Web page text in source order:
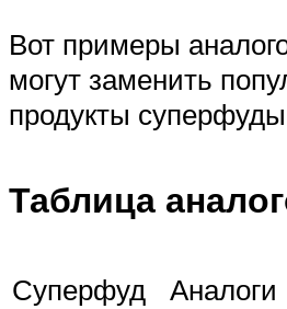
Вот примеры
могут заменить
продукты
Таблица
Суперфуд Аналоги